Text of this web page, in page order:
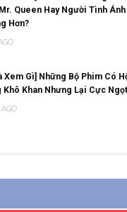
Queen Hay Người Tình
Hơn?
Xem Gì] Những Bộ Phim Có
Khô Khan Nhưng Lại Cực